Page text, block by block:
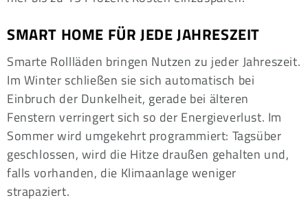
SMART HOME FÜR JEDE JAHRESZEIT
Smarte Rollläden bringen Nutzen zu jeder Jahreszeit.
Im Winter schließen sie sich automatisch bei
Einbruch der Dunkelheit, gerade bei älteren
Fenstern verringert sich so der Energieverlust. Im
Sommer wird umgekehrt programmiert: Tagsüber
geschlossen, wird die Hitze draußen gehalten und,
falls vorhanden, die Klimaanlage weniger
strapaziert.